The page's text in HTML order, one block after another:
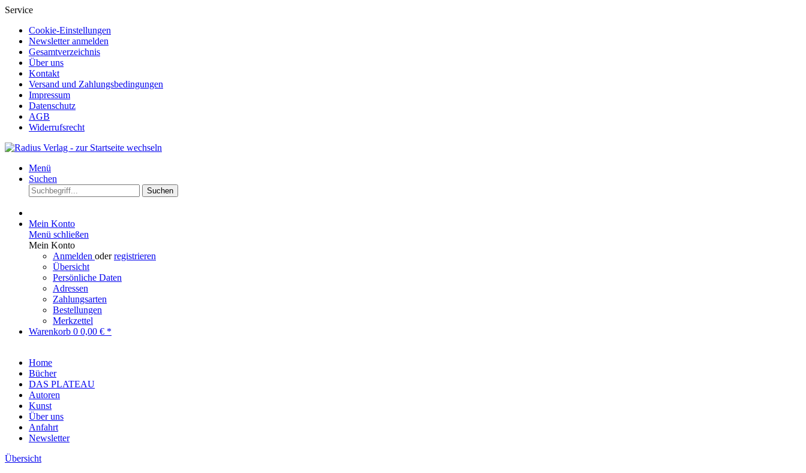
Service
Cookie-Einstellungen
Newsletter anmelden
Gesamtverzeichnis
Über uns
Kontakt
Versand und Zahlungsbedingungen
Impressum
Datenschutz
AGB
Widerrufsrecht
Menü
Suchen
Suchen
Mein Konto
Menü schließen
Mein Konto
Anmelden oderregistrieren
Übersicht
Persönliche Daten
Adressen
Zahlungsarten
Bestellungen
Merkzettel
Warenkorb 0 0,00 € *
Home
Bücher
DAS PLATEAU
Autoren
Kunst
Über uns
Anfahrt
Newsletter
Übersicht